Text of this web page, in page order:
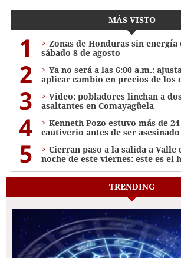
MÁS VISTO
1
Zonas de Honduras sin
sábado 8 de agosto
2
Ya no será a las 6:00 a.m.:
aplicar cambio en precios de los
3
Video: pobladores linchan a
asaltantes en Comayagüela
4
Kenneth Pozo estuvo más de
cautiverio antes de ser asesinado
5
Cierran paso a la salida a Valle
noche de este viernes: este es el
TRENDING